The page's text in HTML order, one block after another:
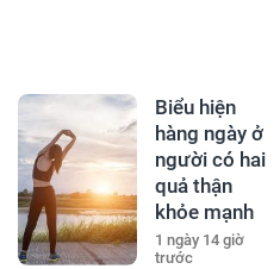
Biểu hiện
hàng ngày ở
người có hai
quả thận
khỏe mạnh
1 ngày 14 giờ
trước